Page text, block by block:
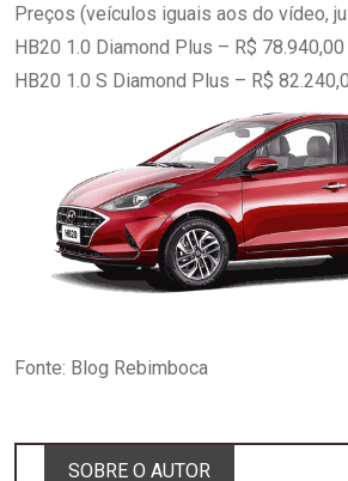
Preços (veículos iguais aos do vídeo,
HB20 1.0 Diamond Plus – R$ 78.940,00
HB20 1.0 S Diamond Plus – R$
Fonte: Blog Rebimboca
SOBRE O AUTOR